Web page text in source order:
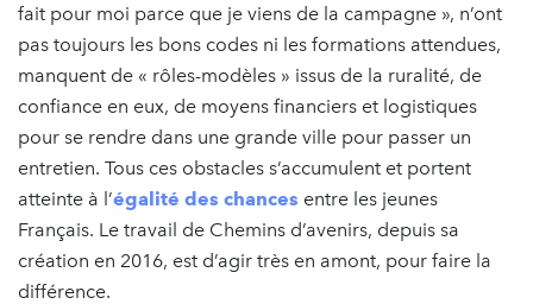
fait pour moi parce que je viens de la campagne », n’ont
pas toujours les bons codes ni les formations attendues,
manquent de « rôles-modèles » issus de la ruralité, de
confiance en eux, de moyens financiers et logistiques
pour se rendre dans une grande ville pour passer un
entretien. Tous ces obstacles s’accumulent et portent
atteinte à l’égalité des chances entre les jeunes
Français. Le travail de Chemins d’avenirs, depuis sa
création en 2016, est d’agir très en amont, pour faire la
différence.